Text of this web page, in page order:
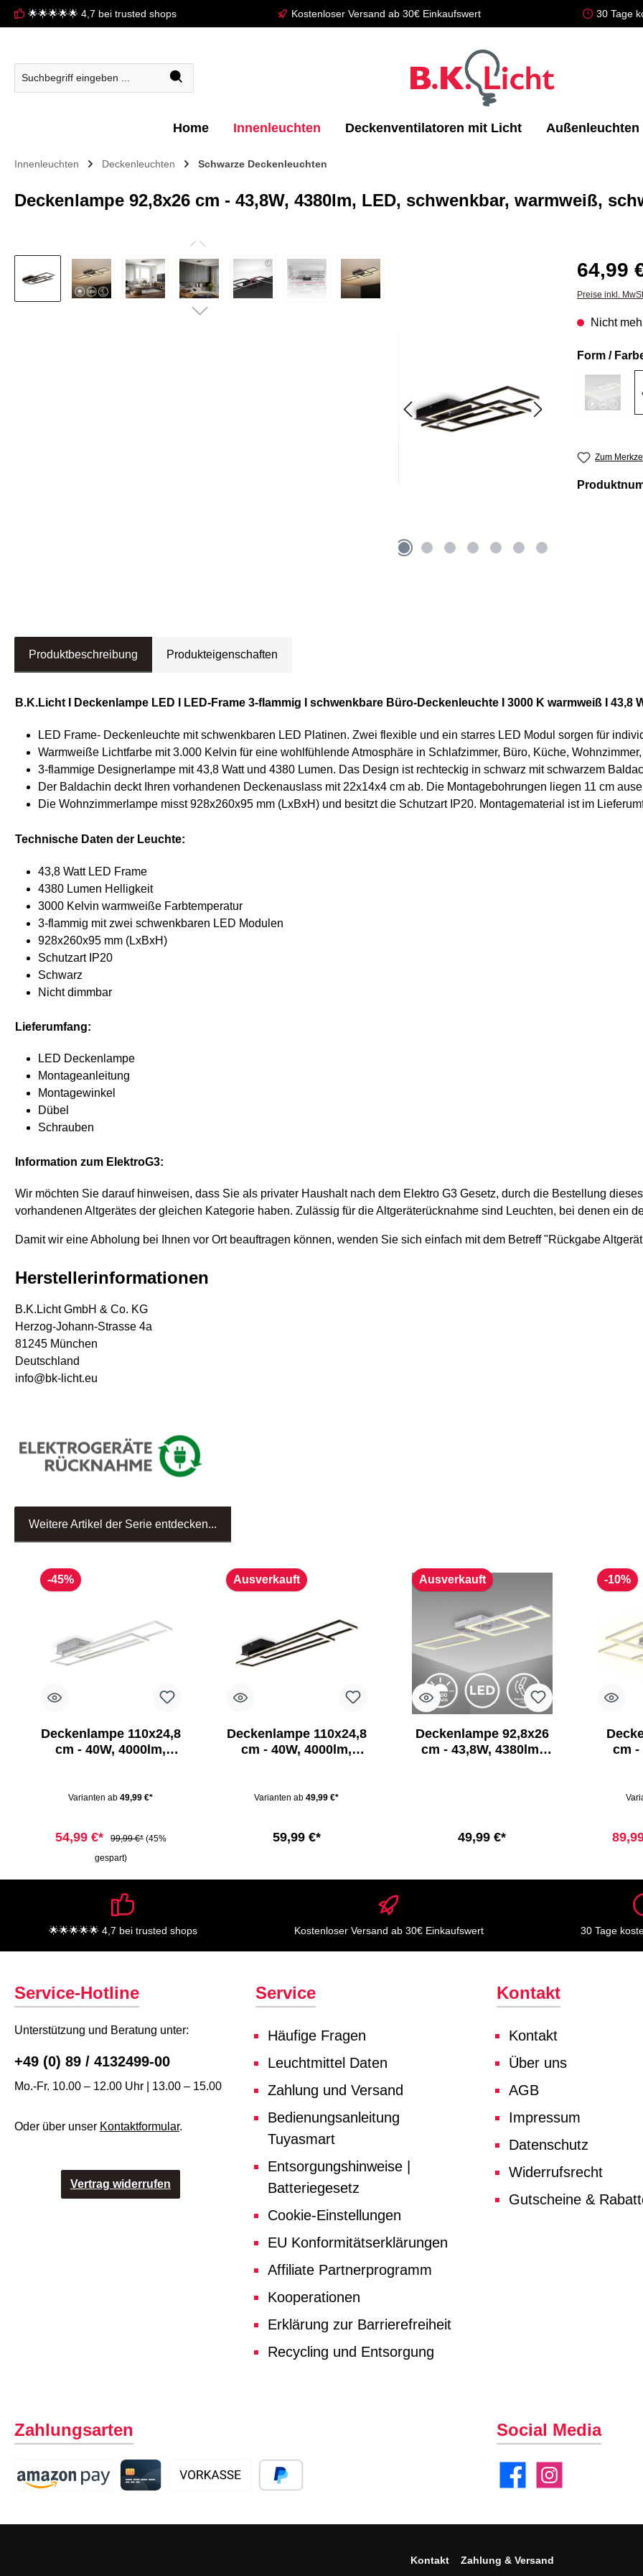
Zur Hauptnavigation springen
🌟🌟🌟🌟🌟 4,7 bei trusted shops Kostenloser Versand ab 30€ Einkaufswert 30 Tage
Home Innenleuchten Deckenventilatoren mit Licht Außenleuchten
Innenleuchten Deckenleuchten Schwarze Deckenleuchten
Deckenlampe 92,8x26 cm - 43,8W, 4380lm, LED, schwenkbar, warmweiß,
Bildergalerie überspringen 64,99
Preise inkl.
Nicht
Form /
Zum
Produktbeschreibung Produkteigenschaften
B.K.Licht I Deckenlampe LED I LED-Frame 3-flammig I schwenkbare Büro-Deckenleuchte I 3000 K warmweiß I 43,8
LED Frame- Deckenleuchte mit schwenkbaren LED Platinen. Zwei flexible und ein starres LED Modul sorgen für
Warmweiße Lichtfarbe mit 3.000 Kelvin für eine wohlfühlende Atmosphäre in Schlafzimmer, Büro, Küche,
3-flammige Designerlampe mit 43,8 Watt und 4380 Lumen. Das Design ist rechteckig in schwarz mit schwarzem
Der Baldachin deckt Ihren vorhandenen Deckenauslass mit 22x14x4 cm ab. Die Montagebohrungen liegen 11 cm
Die Wohnzimmerlampe misst 928x260x95 mm (LxBxH) und besitzt die Schutzart IP20. Montagematerial ist im
Technische Daten der Leuchte:
43,8 Watt LED Frame
4380 Lumen Helligkeit
3000 Kelvin warmweiße Farbtemperatur
3-flammig mit zwei schwenkbaren LED Modulen
928x260x95 mm (LxBxH)
Schutzart IP20
Schwarz
Nicht dimmbar
Lieferumfang:
LED Deckenlampe
Montageanleitung
Montagewinkel
Dübel
Schrauben
Information zum ElektroG3:
Wir möchten Sie darauf hinweisen, dass Sie als privater Haushalt nach dem Elektro G3 Gesetz, durch die Bestellung
vorhandenen Altgerätes der gleichen Kategorie haben. Zulässig für die Altgeräterücknahme sind Leuchten, bei denen ein
Damit wir eine Abholung bei Ihnen vor Ort beauftragen können, wenden Sie sich einfach mit dem Betreff "Rückgabe
Herstellerinformationen
B.K.Licht GmbH & Co. KG
Herzog-Johann-Strasse 4a
81245 München
Deutschland
info@bk-licht.eu
Weitere Artikel der Serie entdecken...
-45%
Deckenlampe 110x24,8
cm - 40W, 4000lm,
Varianten ab 49,99 €*
54,99 €* 99,99 €* (45%
gespart)
Ausverkauft
Deckenlampe 110x24,8
cm - 40W, 4000lm,
Varianten ab 49,99 €*
59,99 €*
Ausverkauft
Deckenlampe 92,8x26
cm - 43,8W, 4380lm,
49,99 €*
-10%
cm -
🌟🌟🌟🌟🌟 4,7 bei trusted shops Kostenloser Versand ab 30€ Einkaufswert 30 Tage
Service-Hotline
Unterstützung und Beratung unter:
+49 (0) 89 / 4132499-00
Mo.-Fr. 10.00 – 12.00 Uhr | 13.00 – 15.00
Oder über unser Kontaktformular.
Vertrag widerrufen
Service
Häufige Fragen
Leuchtmittel Daten
Zahlung und Versand
Bedienungsanleitung
Tuyasmart
Entsorgungshinweise |
Batteriegesetz
Cookie-Einstellungen
EU Konformitätserklärungen
Affiliate Partnerprogramm
Kooperationen
Erklärung zur Barrierefreiheit
Recycling und Entsorgung
Kontakt
Kontakt
Über uns
AGB
Impressum
Datenschutz
Widerrufsrecht
Gutscheine &
Zahlungsarten Social Media
FacebookInstagram
Kontakt Zahlung & Versand